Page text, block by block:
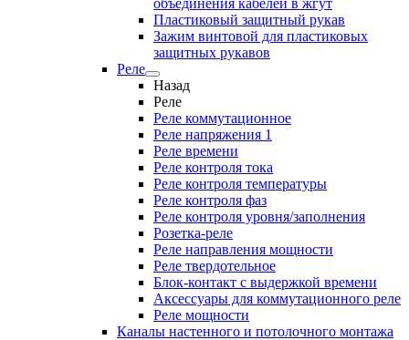
объединения кабелей в жгут
Пластиковый защитный рукав
Зажим винтовой для пластиковых
защитных рукавов
Реле
Назад
Реле
Реле коммутационное
Реле напряжения 1
Реле времени
Реле контроля тока
Реле контроля температуры
Реле контроля фаз
Реле контроля уровня/заполнения
Розетка-реле
Реле направления мощности
Реле твердотельное
Блок-контакт с выдержкой времени
Аксессуары для коммутационного реле
Реле мощности
Каналы настенного и потолочного монтажа